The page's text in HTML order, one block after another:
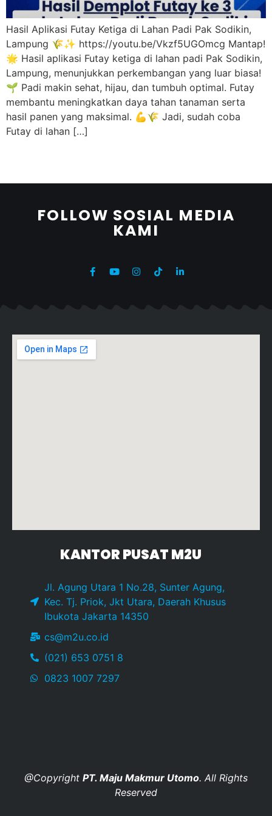
Hasil Aplikasi Futay Ketiga di Lahan Padi Pak Sodikin,
Lampung 🌾✨ https://youtu.be/Vkzf5UGOmcg Mantap!
🌟 Hasil aplikasi Futay ketiga di lahan padi Pak Sodikin,
Lampung, menunjukkan perkembangan yang luar biasa!
🌱 Padi makin sehat, hijau, dan tumbuh optimal. Futay
membantu meningkatkan daya tahan tanaman serta
hasil panen yang maksimal. 💪🌾 Jadi, sudah coba
Futay di lahan […]
FOLLOW SOSIAL MEDIA
KAMI
KANTOR PUSAT M2U
Jl. Agung Utara 1 No.28, Sunter Agung,
Kec. Tj. Priok, Jkt Utara, Daerah Khusus
Ibukota Jakarta 14350
cs@m2u.co.id
(021) 653 0751 8
0823 1007 7297
@Copyright PT. Maju Makmur Utomo. All Rights
Reserved